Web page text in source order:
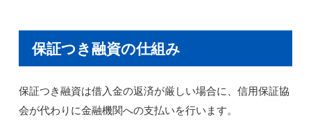
保証つき融資の仕組み
保証つき融資は借入金の返済が厳しい場合に、信用保証協
会が代わりに金融機関への支払いを行います。